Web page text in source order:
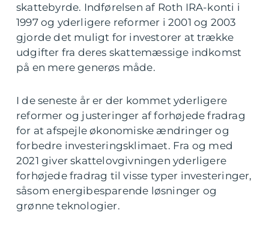
skattebyrde. Indførelsen af Roth IRA-konti i
1997 og yderligere reformer i 2001 og 2003
gjorde det muligt for investorer at trække
udgifter fra deres skattemæssige indkomst
på en mere generøs måde.
I de seneste år er der kommet yderligere
reformer og justeringer af forhøjede fradrag
for at afspejle økonomiske ændringer og
forbedre investeringsklimaet. Fra og med
2021 giver skattelovgivningen yderligere
forhøjede fradrag til visse typer investeringer,
såsom energibesparende løsninger og
grønne teknologier.